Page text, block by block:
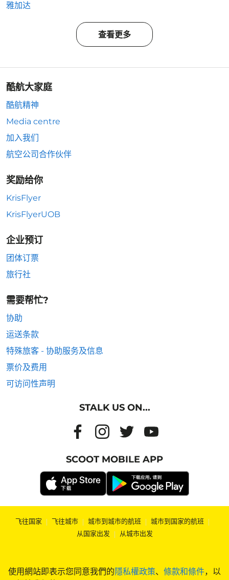
使用網站即表示您同意我們的隱私權政策、 條款和條件，以
雅加达
查看更多
酷航大家庭
酷航精神
Media centre
加入我们
航空公司合作伙伴
奖励给你
KrisFlyer
KrisFlyerUOB
企业预订
团体订票
旅行社
需要帮忙?
协助
运送条款
特殊旅客 - 协助服务及信息
票价及费用
可访问性声明
STALK US ON...
SCOOT MOBILE APP
飞往国家 | 飞往城市 | 城市到城市的航班 | 城市到国家的航班 |
从国家出发 | 从城市出发